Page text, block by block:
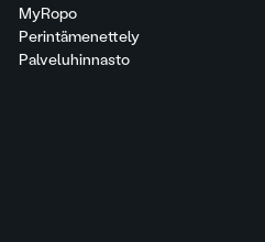
MyRopo
Perintämenettely
Palveluhinnasto